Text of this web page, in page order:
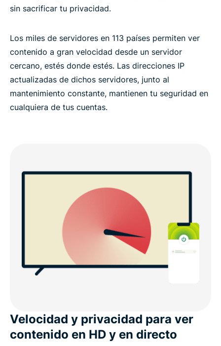
sin sacrificar tu privacidad.
Los miles de servidores en 113 países permiten ver
contenido a gran velocidad desde un servidor
cercano, estés donde estés. Las direcciones IP
actualizadas de dichos servidores, junto al
mantenimiento constante, mantienen tu seguridad en
cualquiera de tus cuentas.
Velocidad y privacidad para ver
contenido en HD y en directo